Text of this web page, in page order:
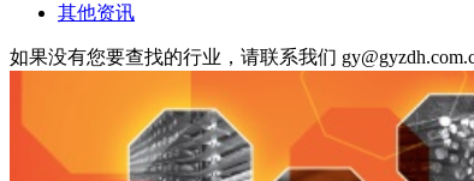
其他资讯
如果没有您要查找的行业，请联系我们